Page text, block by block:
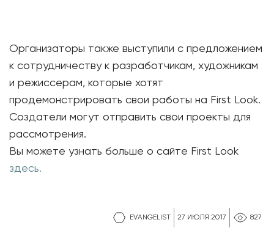
EVANGELIST 27 ИЮЛЯ 2017 827
Организаторы также выступили с предложением
к сотрудничеству к разработчикам, художникам
и режиссерам, которые хотят
продемонстрировать свои работы на First Look.
Создатели могут отправить свои проекты для
рассмотрения.
Вы можете узнать больше о сайте First Look
здесь.